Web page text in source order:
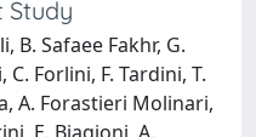
Study
B. Safaee Fakhr, G.
C. Forlini, F. Tardini, T.
A. Forastieri Molinari,